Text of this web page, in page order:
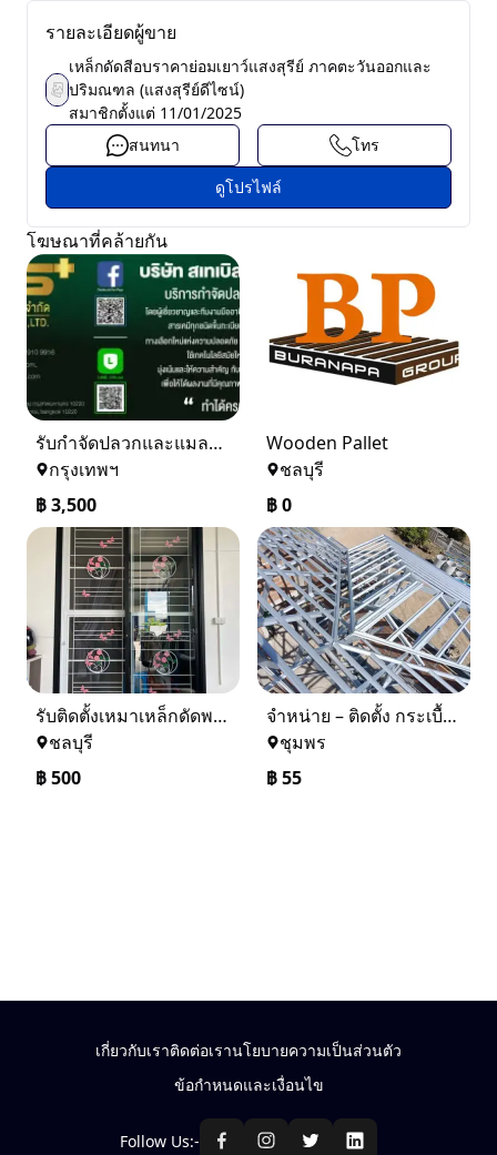
รายละเอียดผู้ขาย
เหล็กดัดสีอบราคาย่อมเยาว์แสงสุรีย์ ภาคตะวันออกและ
ปริมณฑล (แสงสุรีย์ดีไซน์)
สมาชิกตั้งแต่ 11/01/2025
สนทนา
โทร
ดูโปรไฟล์
โฆษณาที่คล้ายกัน
รับกำจัดปลวกและแมลง ในราคาเริ่มเพียง 3,500 บาท
กรุงเทพฯ
฿3,500
Wooden Pallet
ชลบุรี
฿0
รับติดตั้งเหมาเหล็กดัดพร้อมมุ้งลวด
ชลบุรี
฿500
จำหน่าย – ติดตั้ง กระเบื้อง โครงหลังคา ถอดแบบแจ้งราคาฟรี
ชุมพร
฿55
เกี่ยวกับเราติดต่อเรานโยบายความเป็นส่วนตัว
ข้อกำหนดและเงื่อนไข
Follow Us:-